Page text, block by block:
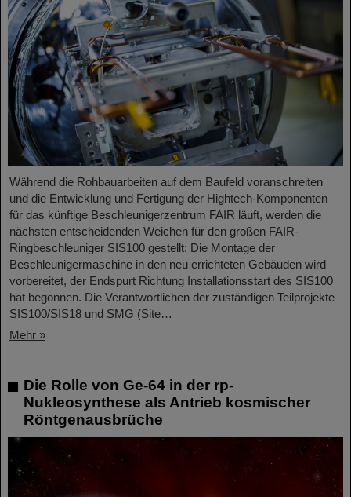
Während die Rohbauarbeiten auf dem Baufeld voranschreiten
und die Entwicklung und Fertigung der Hightech-Komponenten
für das künftige Beschleunigerzentrum FAIR läuft, werden die
nächsten entscheidenden Weichen für den großen FAIR-
Ringbeschleuniger SIS100 gestellt: Die Montage der
Beschleunigermaschine in den neu errichteten Gebäuden wird
vorbereitet, der Endspurt Richtung Installationsstart des SIS100
hat begonnen. Die Verantwortlichen der zuständigen Teilprojekte
SIS100/SIS18 und SMG (Site…
Mehr »
Die Rolle von Ge-64 in der rp-
Nukleosynthese als Antrieb kosmischer
Röntgenausbrüche